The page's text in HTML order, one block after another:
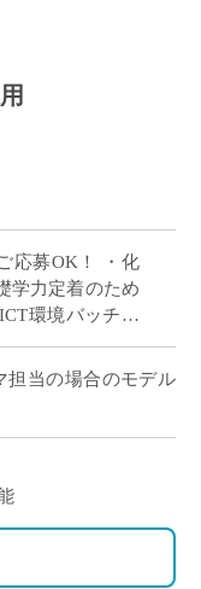
応募OK！ ・化
学力定着のため
環境バッチリ
担当の場合のモデル